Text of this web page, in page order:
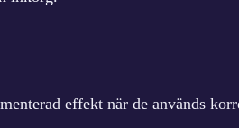
effekt när de används